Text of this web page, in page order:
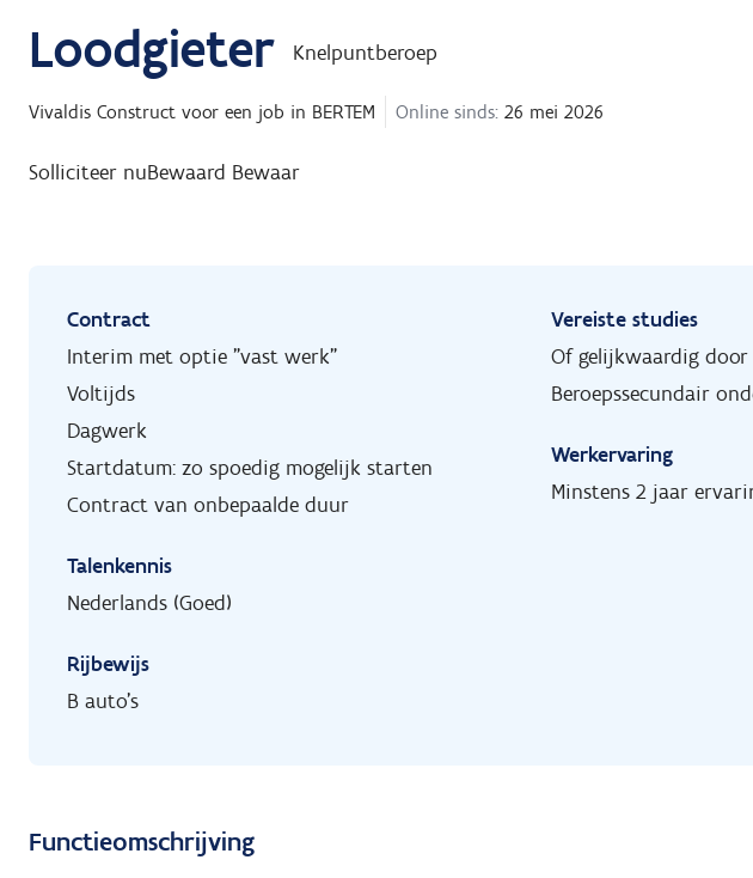
Loodgieter Knelpuntberoep
Vivaldis Construct voor een job in BERTEM Online sinds: 26 mei 2026
Solliciteer nuBewaard Bewaar
Contract
Interim met optie "vast werk"
Voltijds
Dagwerk
Startdatum: zo spoedig mogelijk starten
Contract van onbepaalde duur
Talenkennis
Nederlands (Goed)
Rijbewijs
B auto's
Vereiste studies
Of gelijkwaardig
Beroepssecundair
Werkervaring
Minstens 2 jaar
Functieomschrijving